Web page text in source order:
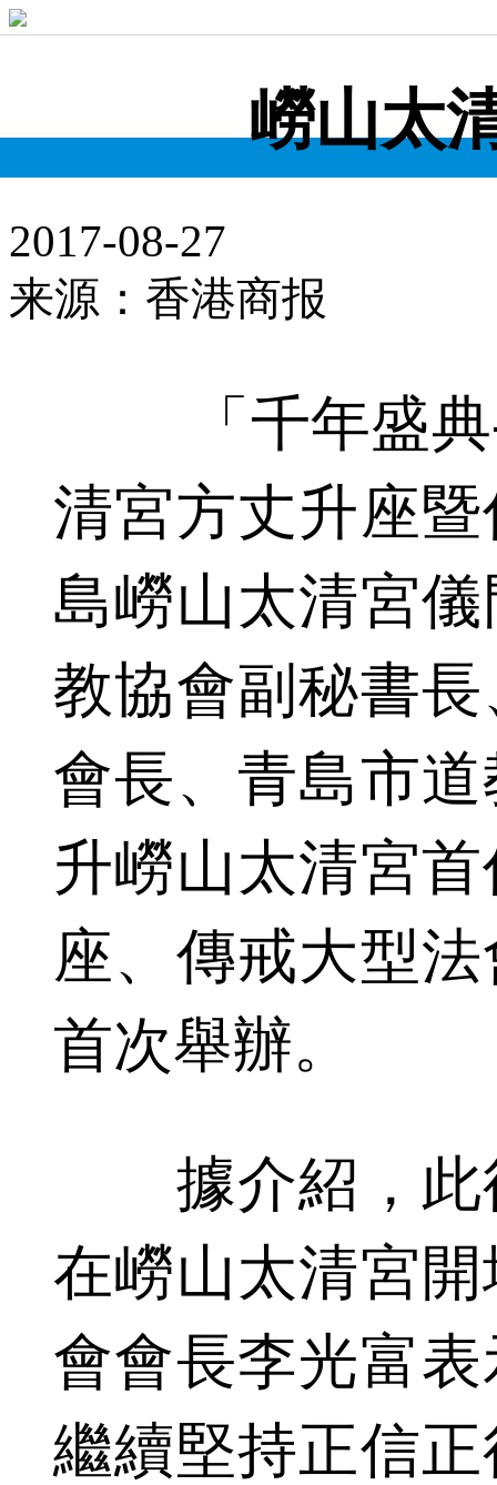
嶗山太
2017-08-27
来源：香港商报
「千年盛典-
清宮方丈升座
島嶗山太清宮
教協會副秘書
會長、青島市
升嶗山太清宮
座、傳戒大型
首次舉辦。
據介紹，此
在嶗山太清宮
會會長李光富
繼續堅持正信